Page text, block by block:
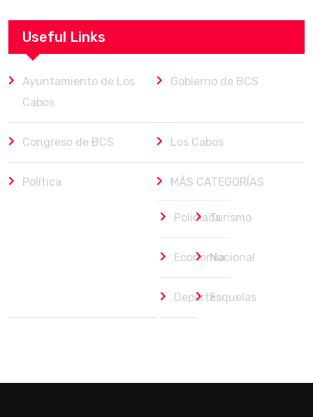
Useful Links
Ayuntamiento de Los
Cabos
Gobierno de BCS
Congreso de BCS Los Cabos
Política MÁS CATEGORÍAS
PoliciacaTurismo
EconomíaNacional
DeportesEsquelas